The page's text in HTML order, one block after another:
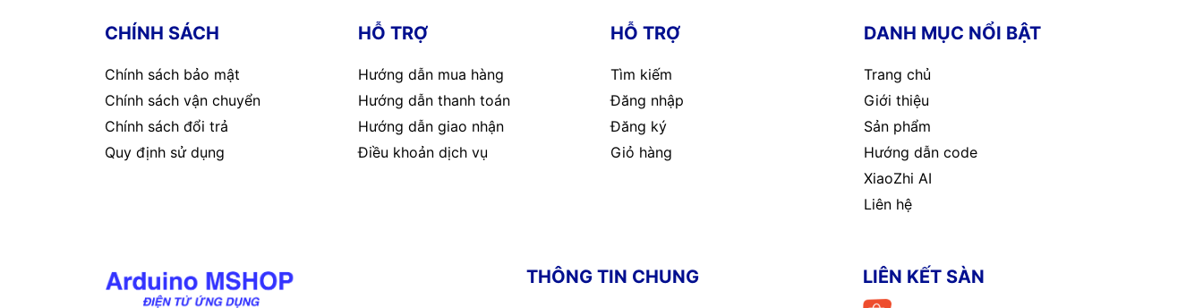
CHÍNH SÁCH
Chính sách bảo mật
Chính sách vận chuyển
Chính sách đổi trả
Quy định sử dụng
HỖ TRỢ
Hướng dẫn mua hàng
Hướng dẫn thanh toán
Hướng dẫn giao nhận
Điều khoản dịch vụ
HỖ TRỢ
Tìm kiếm
Đăng nhập
Đăng ký
Giỏ hàng
DANH MỤC NỔI BẬT
Trang chủ
Giới thiệu
Sản phẩm
Hướng dẫn code
XiaoZhi AI
Liên hệ
THÔNG TIN CHUNG LIÊN KẾT SÀN